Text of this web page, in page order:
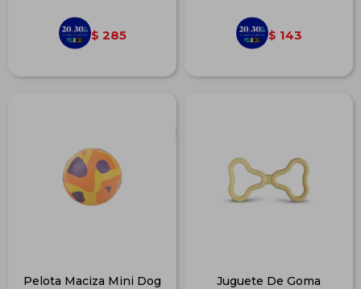
$ 285 $ 143
Pelota Maciza Mini Dog
Juguete De Goma